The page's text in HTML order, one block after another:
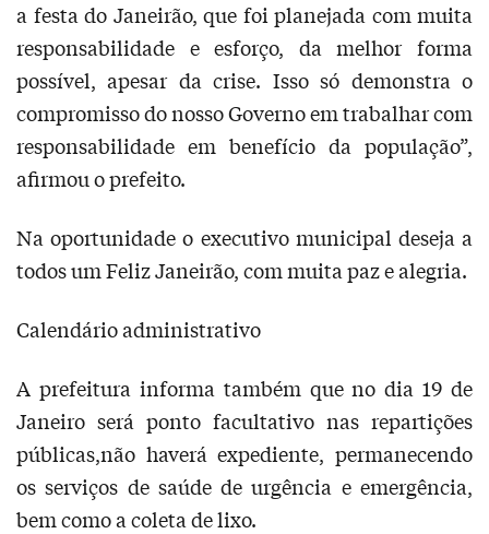
a festa do Janeirão, que foi planejada com muita
responsabilidade e esforço, da melhor forma
possível, apesar da crise. Isso só demonstra o
compromisso do nosso Governo em trabalhar com
responsabilidade em benefício da população”,
afirmou o prefeito.
Na oportunidade o executivo municipal deseja a
todos um Feliz Janeirão, com muita paz e alegria.
Calendário administrativo
A prefeitura informa também que no dia 19 de
Janeiro será ponto facultativo nas repartições
públicas,não haverá expediente, permanecendo
os serviços de saúde de urgência e emergência,
bem como a coleta de lixo.